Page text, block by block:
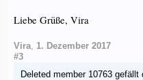
Liebe Grüße, Vira
Vira, 1. Dezember 2017
#3
Deleted member 10763 gefällt